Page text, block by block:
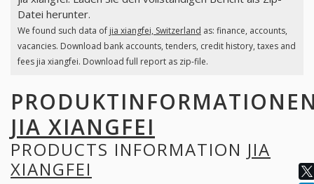
Datei herunter.
We found such data of jia xiangfei, Switzerland as: finance, accounts,
vacancies. Download bank accounts, tenders, credit history, taxes and
fees jia xiangfei. Download full report as zip-file.
JIA XIANGFEI
PRODUCTS INFORMATION JIA
XIANGFEI